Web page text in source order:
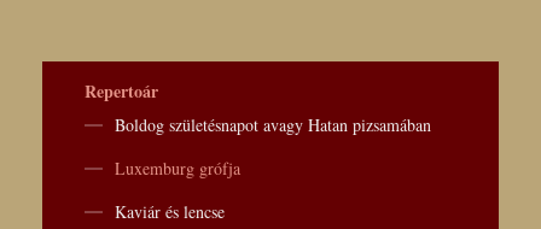
Repertoár
Boldog születésnapot avagy Hatan pizsamában
Luxemburg grófja
Kaviár és lencse